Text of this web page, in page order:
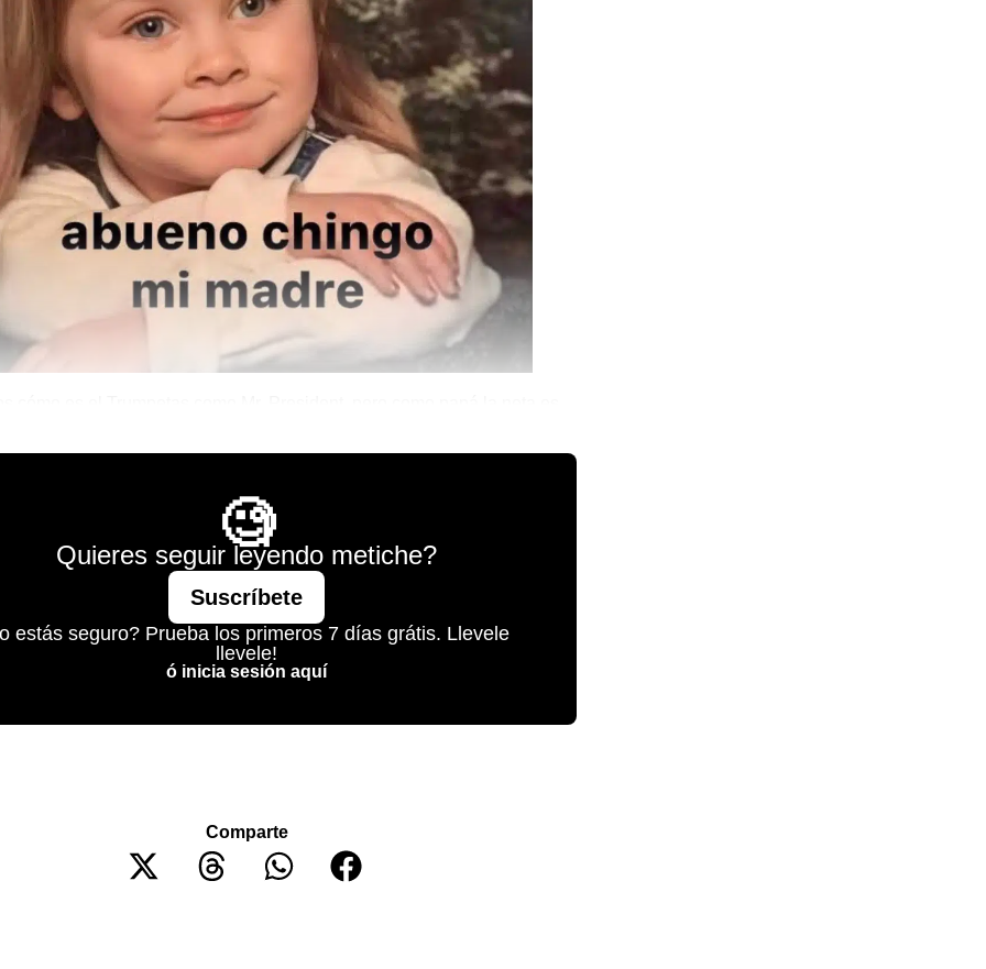
🧐
Quieres seguir leyendo metiche?
Suscríbete
estás seguro? Prueba los primeros 7 días grátis. Llevele
llevele!
ó inicia sesión aquí
Comparte